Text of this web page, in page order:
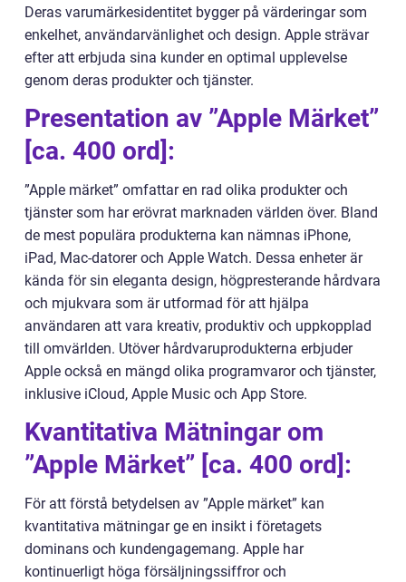
Deras varumärkesidentitet bygger på värderingar som
enkelhet, användarvänlighet och design. Apple strävar
efter att erbjuda sina kunder en optimal upplevelse
genom deras produkter och tjänster.
Presentation av ”Apple Märket”
[ca. 400 ord]:
”Apple märket” omfattar en rad olika produkter och
tjänster som har erövrat marknaden världen över. Bland
de mest populära produkterna kan nämnas iPhone,
iPad, Mac-datorer och Apple Watch. Dessa enheter är
kända för sin eleganta design, högpresterande hårdvara
och mjukvara som är utformad för att hjälpa
användaren att vara kreativ, produktiv och uppkopplad
till omvärlden. Utöver hårdvaruprodukterna erbjuder
Apple också en mängd olika programvaror och tjänster,
inklusive iCloud, Apple Music och App Store.
Kvantitativa Mätningar om
”Apple Märket” [ca. 400 ord]:
För att förstå betydelsen av ”Apple märket” kan
kvantitativa mätningar ge en insikt i företagets
dominans och kundengagemang. Apple har
kontinuerligt höga försäljningssiffror och